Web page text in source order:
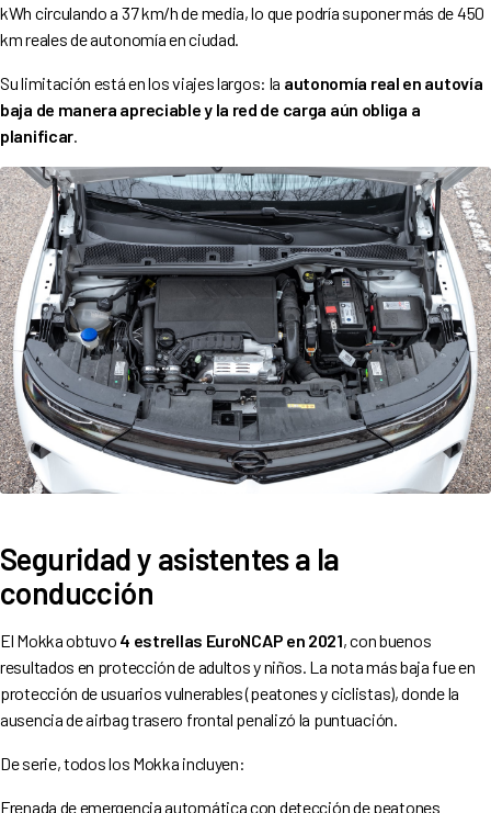
kWh circulando a 37 km/h de media, lo que podría suponer más de 450
km reales de autonomía en ciudad.
Su limitación está en los viajes largos: la autonomía real en autovía
baja de manera apreciable y la red de carga aún obliga a
planificar
Seguridad y asistentes a la
conducción
El Mokka obtuvo 4 estrellas EuroNCAP en 2021, con buenos
resultados en protección de adultos y niños. La nota más baja fue en
protección de usuarios vulnerables (peatones y ciclistas), donde la
ausencia de airbag trasero frontal penalizó la puntuación.
De serie, todos los Mokka incluyen:
Frenada de emergencia automática con detección de peatones